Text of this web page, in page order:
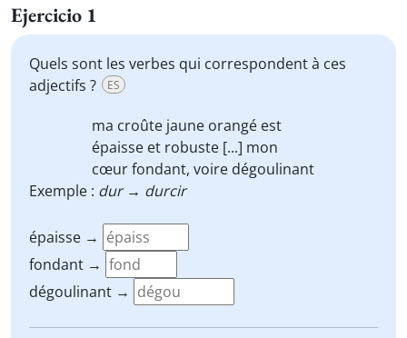
Ejercicio 1
Quels sont les verbes qui correspondent à ces
adjectifs ?
ES
ma croûte jaune orangé est
épaisse et robuste [...] mon
cœurfondant, voire dégoulinant
Exemple : dur → durcir
épaisse →
fondant →
dégoulinant →